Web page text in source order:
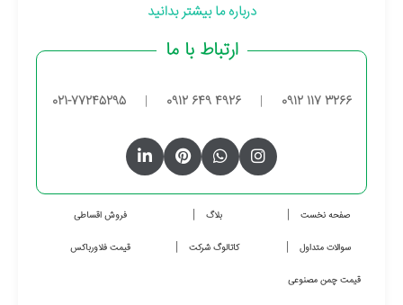
درباره ما بیشتر بدانید
ارتباط با ما
0912 117 3266
|
0912 649 4926
|
021-77245295
صفحه نخست بلاگ فروش اقساطی
سوالات متداول کاتالوگ شرکت قیمت فلاورباکس
قیمت چمن مصنوعی